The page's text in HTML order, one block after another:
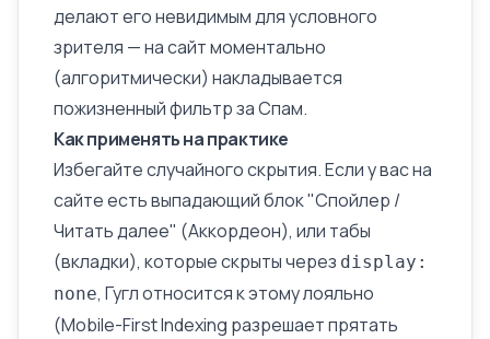
делают его невидимым для условного
зрителя — на сайт моментально
(алгоритмически) накладывается
пожизненный фильтр за Спам.
Как применять на практике
Избегайте случайного скрытия. Если у вас на
сайте есть выпадающий блок "Спойлер /
Читать далее" (Аккордеон), или табы
(вкладки), которые скрыты через display:
none, Гугл относится к этому лояльно
(Mobile-First Indexing разрешает прятать